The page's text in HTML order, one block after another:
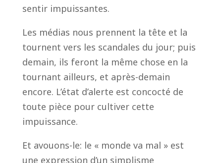
sentir impuissantes.
Les médias nous prennent la tête et la
tournent vers les scandales du jour; puis
demain, ils feront la même chose en la
tournant ailleurs, et après-demain
encore. L’état d’alerte est concocté de
toute pièce pour cultiver cette
impuissance.
Et avouons-le: le « monde va mal » est
une expression d’un simplisme